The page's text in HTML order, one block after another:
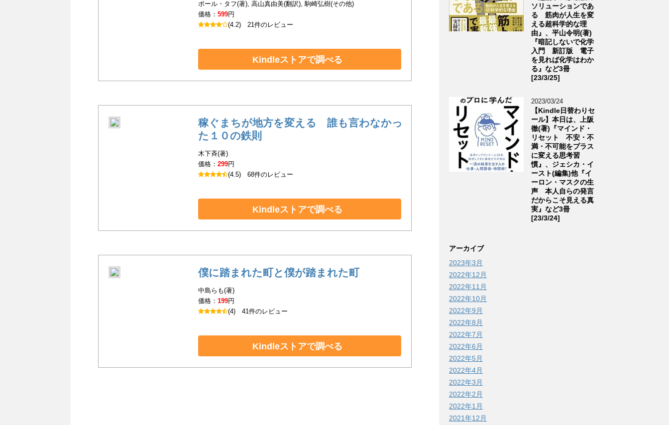
ポール・タフ(著), 高山真由美(翻訳), 駒崎弘樹(その他)
価格：599円
(4.2)21件のレビュー
Kindleストアで調べる
稼ぐまちが地方を変える 誰も言わなかっ
た１０の鉄則
木下斉(著)
価格：299円
(4.5)68件のレビュー
Kindleストアで調べる
僕に踏まれた町と僕が踏まれた町
中島らも(著)
価格：199円
(4)41件のレビュー
Kindleストアで調べる
ソリューションであ
る 筋肉が人生を変
える超科学的な理
由』、平山令明(著)
『暗記しないで化学
入門 新訂版 電子
を見れば化学はわか
る』など3冊
[23/3/25]
2023/03/24
【Kindle日替わりセ
ール】本日は、上阪
徹(著)『マインド・
リセット 不安・不
満・不可能をプラス
に変える思考習
慣』、ジェシカ・イ
ースト(編集)他『イ
ーロン・マスクの生
声 本人自らの発言
だからこそ見える真
実』など3冊
[23/3/24]
アーカイブ
2023年3月
2022年12月
2022年11月
2022年10月
2022年9月
2022年8月
2022年7月
2022年6月
2022年5月
2022年4月
2022年3月
2022年2月
2022年1月
2021年12月